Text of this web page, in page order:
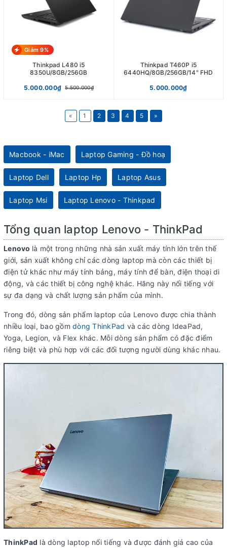
Giảm 9%
Thinkpad L480 i5
8350U/8GB/256GB
5.000.000₫ 5.500.000₫
Thinkpad T460P i5
6440HQ/8GB/256GB/14" FHD
5.000.000₫
« 1 2 3 4 5 »
Macbook - iMac Laptop Gaming - Đồ hoạ
Laptop Dell Laptop Hp Laptop Asus
Laptop Msi Laptop Lenovo - Thinkpad
Tổng quan laptop Lenovo - ThinkPad
Lenovo là một trong những nhà sản xuất máy tính lớn trên thế
giới, sản xuất không chỉ các dòng laptop mà còn các thiết bị
điện tử khác như máy tính bảng, máy tính để bàn, điện thoại di
động, và các thiết bị công nghệ khác. Hãng này nổi tiếng với
sự đa dạng và chất lượng sản phẩm của mình.
Trong đó, dòng sản phẩm laptop của Lenovo được chia thành
nhiều loại, bao gồm dòng ThinkPad và các dòng IdeaPad,
Yoga, Legion, và Flex khác. Mỗi dòng sản phẩm có đặc điểm
riêng biệt và phù hợp với các đối tượng người dùng khác nhau.
ThinkPad là dòng laptop nổi tiếng và được đánh giá cao của